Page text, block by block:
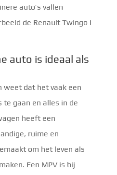
auto’s vallen
de Renault Twingo I
auto is ideaal als
weet dat het vaak een
te gaan en alles in de
heeft een
ruime en
om het leven als
Een MPV is bij